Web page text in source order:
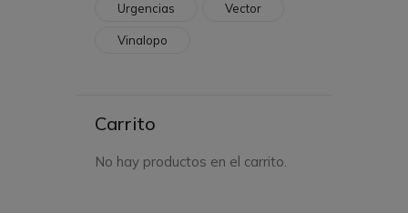
Urgencias Vector
Vinalopo
Carrito
No hay productos en el carrito.